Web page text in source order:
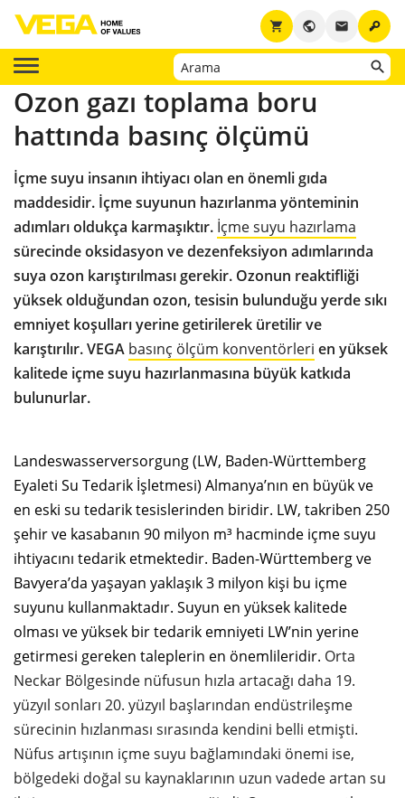
key
email
public
shopping_cart
Ozon gazı toplama boru
hattında basınç ölçümü
İçme suyu insanın ihtiyacı olan en önemli gıda
maddesidir. İçme suyunun hazırlanma yönteminin
adımları oldukça karmaşıktır. İçme suyu hazırlama
sürecinde oksidasyon ve dezenfeksiyon adımlarında
suya ozon karıştırılması gerekir. Ozonun reaktifliği
yüksek olduğundan ozon, tesisin bulunduğu yerde sıkı
emniyet koşulları yerine getirilerek üretilir ve
karıştırılır. VEGA basınç ölçüm konventörleri en yüksek
kalitede içme suyu hazırlanmasına büyük katkıda
bulunurlar.
Landeswasserversorgung (LW, Baden-Württemberg
Eyaleti Su Tedarik İşletmesi) Almanya’nın en büyük ve
en eski su tedarik tesislerinden biridir. LW, takriben 250
şehir ve kasabanın 90 milyon m³ hacminde içme suyu
ihtiyacını tedarik etmektedir. Baden-Württemberg ve
Bavyera’da yaşayan yaklaşık 3 milyon kişi bu içme
suyunu kullanmaktadır. Suyun en yüksek kalitede
olması ve yüksek bir tedarik emniyeti LW’nin yerine
getirmesi gereken taleplerin en önemlileridir. Orta
Neckar Bölgesinde nüfusun hızla artacağı daha 19.
yüzyıl sonları 20. yüzyıl başlarından endüstrileşme
sürecinin hızlanması sırasında kendini belli etmişti.
Nüfus artışının içme suyu bağlamındaki önemi ise,
bölgedeki doğal su kaynaklarının uzun vadede artan su